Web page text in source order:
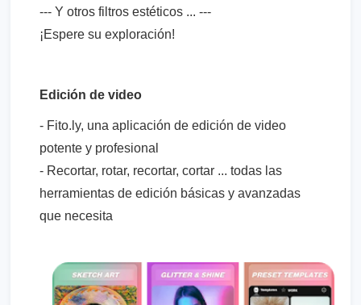
--- Y otros filtros estéticos ... ---
¡Espere su exploración!
Edición de video
- Fito.ly, una aplicación de edición de video
potente y profesional
- Recortar, rotar, recortar, cortar ... todas las
herramientas de edición básicas y avanzadas
que necesita